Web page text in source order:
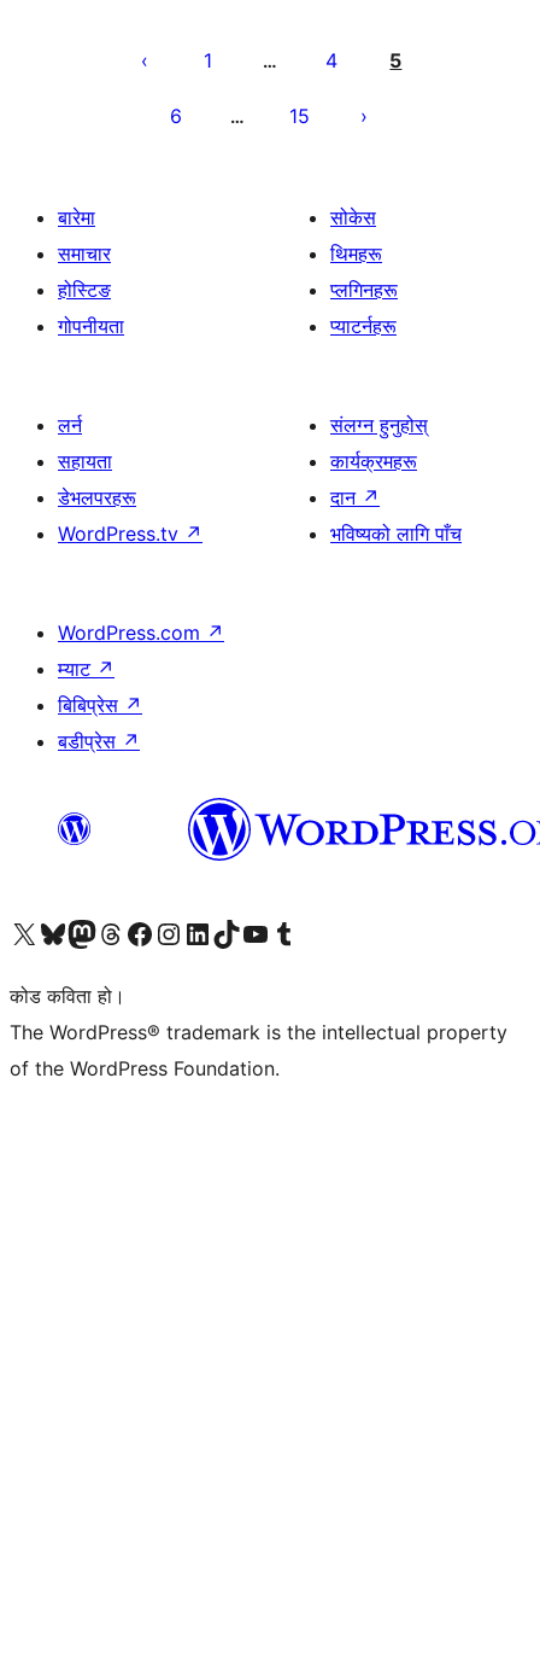
पृष्ठाङ्कन1 … 4 5
6 … 15
बारेमा
समाचार
होस्टिङ
गोपनीयता
सोकेस
थिमहरू
प्लगिनहरू
प्याटर्नहरू
लर्न
सहायता
डेभलपरहरू
WordPress.tv ↗
संलग्न हुनुहोस्
कार्यक्रमहरू
दान ↗
भविष्यको लागि पाँच
WordPress.com ↗
म्याट ↗
बिबिप्रेस ↗
बडीप्रेस ↗
हाम्रो X (पहिले ट्विटर) खातामा जानुहोस्
हाम्रो Bluesky खाता भ्रमण गर्नुहोस्
हाम्रो म्यास्टोडन खाता भ्रमण गर्नुहोस्
हाम्रो थ्रेड्स खातामा जानुहोस्
हाम्रो फेसबुक पेजमा जानुहोस्
हाम्रो इन्स्टाग्राम खातामा जानुहोस्
हाम्रो लिङ्क्डइन खातामा जानुहोस्
हाम्रो TikTok खाता भ्रमण गर्नुहोस्
हाम्रो युट्युब च्यानलमा जानुहोस्
हाम्रो टम्बलर खाता भ्रमण गर्नुहोस्
कोड कविता हो।
The WordPress® trademark is the intellectual property
of the WordPress Foundation.